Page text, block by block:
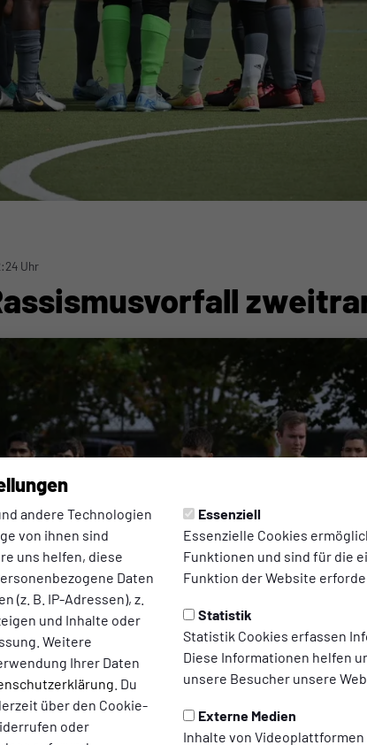
andere Technologien
von ihnen sind
uns helfen, diese
Daten
(z. B. IP-Adressen), z.
und Inhalte oder
Weitere
Ihrer Daten
. Du
über den Cookie-
oder
Essenziell
Essenzielle Cookies
Funktionen und sind für die
Funktion der Website
Statistik
Statistik Cookies erfassen
Diese Informationen helfen
unsere Besucher unsere
Externe Medien
Inhalte von Videoplattformen
Uhr